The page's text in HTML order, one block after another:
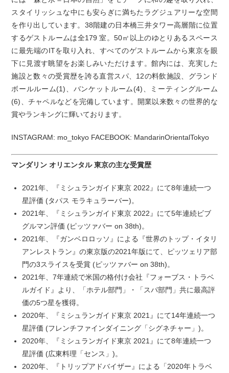
スタイリッシュな中にも安らぎに満ちたラグジュアリーな空間
を作り出しています。38階建の日本橋三井タワー高層階に位置
するゲストルームは全179 室。50㎡以上のゆとりあるスペース
に最先端のITを取り入れ、すべてのゲストルームから東京を眼
下に見渡す眺望をお楽しみいただけます。館内には、充実した
施設と数々の受賞歴を誇る直営スパ、12の料飲施設、グランド
ボールルーム(1)、バンケットルーム(4)、ミーティングルーム
(6)、チャペルなどを完備しています。開業以来数々の世界的な
賞やランキングに輝いております。
INSTAGRAM: mo_tokyo FACEBOOK: MandarinOrientalTokyo
マンダリン オリエンタル 東京の主な受賞歴
2021年、『ミシュランガイド東京 2022』にて8年連続一つ
星評価 (タパス モラキュラーバー)。
2021年、『ミシュランガイド東京 2022』にて5年連続ビブ
グルマン評価 (ピッツァバー on 38th)。
2021年、『ガンベロロッソ』による『世界のトップ・イタリ
アンレストラン』の東京版の2021年版にて、ピッツェリア部
門の3スライスを受賞 (ピッツァバー on 38th)。
2021年、7年連続で米国の格付け会社『フォーブス・トラベ
ルガイド』より、「ホテル部門」・「スパ部門」共に最高評
価の5つ星を獲得。
2020年、『ミシュランガイド東京 2021』にて14年連続一つ
星評価 (フレンチファインダイニング「シグネチャー」)。
2020年、『ミシュランガイド東京 2021』にて8年連続一つ
星評価 (広東料理「センス」)。
2020年、『トリップアドバイザー』による「2020年トラベ